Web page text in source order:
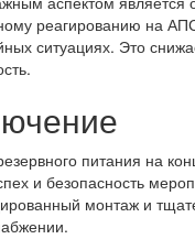
реагированию на
ситуациях. Это
питания на
и безопасность
монтаж и